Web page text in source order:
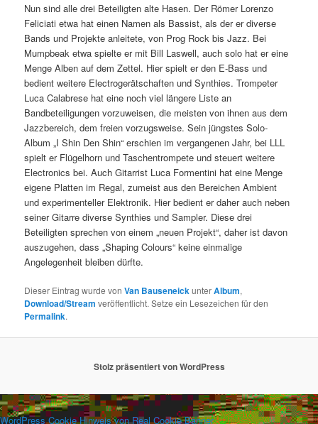
Nun sind alle drei Beteiligten alte Hasen. Der Römer Lorenzo
Feliciati etwa hat einen Namen als Bassist, als der er diverse
Bands und Projekte anleitete, von Prog Rock bis Jazz. Bei
Mumpbeak etwa spielte er mit Bill Laswell, auch solo hat er eine
Menge Alben auf dem Zettel. Hier spielt er den E-Bass und
bedient weitere Electrogerätschaften und Synthies. Trompeter
Luca Calabrese hat eine noch viel längere Liste an
Bandbeteiligungen vorzuweisen, die meisten von ihnen aus dem
Jazzbereich, dem freien vorzugsweise. Sein jüngstes Solo-
Album „I Shin Den Shin“ erschien im vergangenen Jahr, bei LLL
spielt er Flügelhorn und Taschentrompete und steuert weitere
Electronics bei. Auch Gitarrist Luca Formentini hat eine Menge
eigene Platten im Regal, zumeist aus den Bereichen Ambient
und experimenteller Elektronik. Hier bedient er daher auch neben
seiner Gitarre diverse Synthies und Sampler. Diese drei
Beteiligten sprechen von einem „neuen Projekt“, daher ist davon
auszugehen, dass „Shaping Colours“ keine einmalige
Angelegenheit bleiben dürfte.
Dieser Eintrag wurde vonVan BauseneickunterAlbum,
Download/Stream veröffentlicht. Setze ein Lesezeichen für den
Permalink.
Stolz präsentiert von WordPress
WordPress Cookie Hinweis von Real Cookie Banner